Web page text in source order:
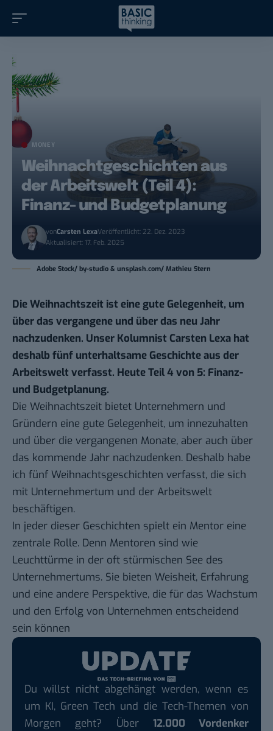
MONEY
Weihnachtgeschichten aus
der Arbeitswelt (Teil 4):
Finanz- und Budgetplanung
vonCarsten LexaVeröffentlicht: 22. Dez. 2023
Aktualisiert: 17. Feb. 2025
Adobe Stock/ by-studio & unsplash.com/ Mathieu Stern
Die Weihnachtszeit ist eine gute Gelegenheit, um
über das vergangene und über das neu Jahr
nachzudenken. Unser Kolumnist Carsten Lexa hat
deshalb fünf unterhaltsame Geschichte aus der
Arbeitswelt verfasst. Heute Teil 4 von 5: Finanz-
und Budgetplanung.
Die Weihnachtszeit bietet Unternehmern und
Gründern eine gute Gelegenheit, um innezuhalten
und über die vergangenen Monate, aber auch über
das kommende Jahr nachzudenken. Deshalb habe
ich fünf Weihnachtsgeschichten verfasst, die sich
mit Unternehmertum und der Arbeitswelt
beschäftigen.
In jeder dieser Geschichten spielt ein Mentor eine
zentrale Rolle. Denn Mentoren sind wie
Leuchttürme in der oft stürmischen See des
Unternehmertums. Sie bieten Weisheit, Erfahrung
und eine andere Perspektive, die für das Wachstum
und den Erfolg von Unternehmen entscheidend
sein können
Du willst nicht abgehängt werden, wenn es
um KI, Green Tech und die Tech-Themen von
Morgen geht? Über 12.000 Vordenker